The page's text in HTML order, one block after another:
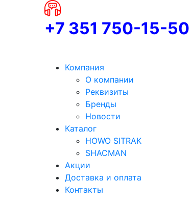
+7 351 750-15-50
Компания
О компании
Реквизиты
Бренды
Новости
Каталог
HOWO SITRAK
SHACMAN
Акции
Доставка и оплата
Контакты